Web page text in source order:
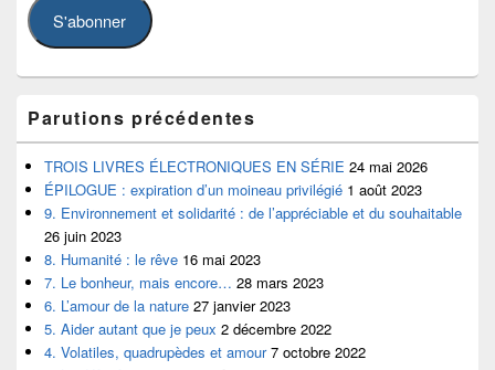
S'abonner
Parutions précédentes
TROIS LIVRES ÉLECTRONIQUES EN SÉRIE 24 mai 2026
ÉPILOGUE : expiration d’un moineau privilégié 1 août 2023
9. Environnement et solidarité : de l’appréciable et du souhaitable
26 juin 2023
8. Humanité : le rêve 16 mai 2023
7. Le bonheur, mais encore… 28 mars 2023
6. L’amour de la nature 27 janvier 2023
5. Aider autant que je peux 2 décembre 2022
4. Volatiles, quadrupèdes et amour 7 octobre 2022